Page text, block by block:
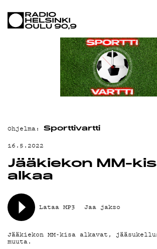
AJANKOHTAISTA
OHJELMAT
TEKIJÄT
ON-DEMAND
MAINOSTA
YHTEYSTIEDOT
G LIVELAB
YSTÄVÄKLUBI
TIETOSUOJA
KIRJAUDU SISÄÄN
Ohjelma: Sporttivartti
16.5.2022
Jääkiekon MM-
alkaa
Lataa MP3 Jaa jakso
Jääkiekon MM-kisa alkavat,
muuta.